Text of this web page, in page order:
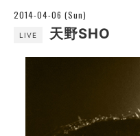
2014-04-06 (Sun)
LIVE 天野SHO